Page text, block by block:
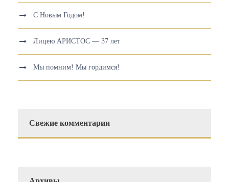
С Новым Годом!
Лицею АРИСТОС — 37 лет
Мы помним! Мы гордимся!
Свежие комментарии